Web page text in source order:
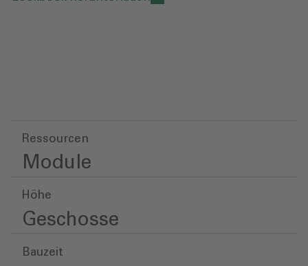
Ressourcen
Module
Höhe
Geschosse
Bauzeit